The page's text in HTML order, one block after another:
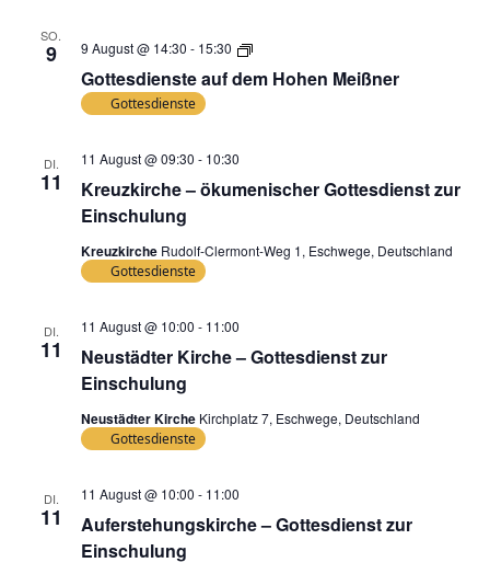
SO.
9
Gottesdienste auf dem Hohen Meißner
9 August @ 14:30 - 15:30
Gottesdienste
dem
Gottesdienste
DI.
11
Kreuzkirche – ökumenischer Gottesdienst zur
Einschulung
11 August @ 09:30 - 10:30
Kreuzkirche Rudolf-Clermont-Weg 1, Eschwege, Deutschland
Gottesdienste
DI.
11
Neustädter Kirche – Gottesdienst zur
Einschulung
11 August @ 10:00 - 11:00
Neustädter Kirche Kirchplatz 7, Eschwege, Deutschland
Gottesdienste
DI.
11
Auferstehungskirche – Gottesdienst zur
Einschulung
11 August @ 10:00 - 11:00